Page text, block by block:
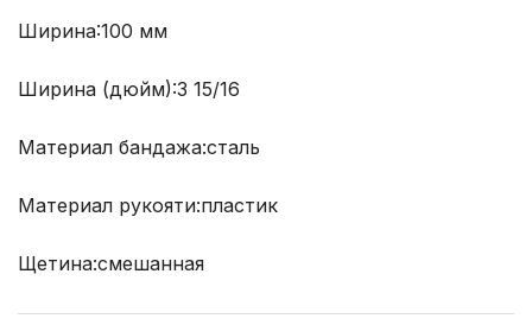
Ширина:100 мм
Ширина (дюйм):3 15/16
Материал бандажа:сталь
Материал рукояти:пластик
Щетина:смешанная